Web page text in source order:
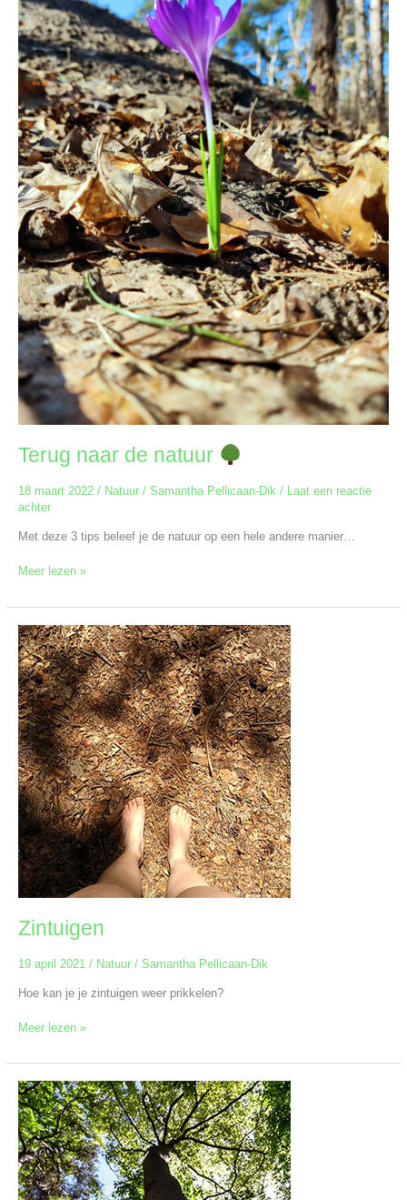
Terug naar de natuur
18 maart 2022 / Natuur/ Samantha Pellicaan-Dik / Laat een reactie
achter
Met deze 3 tips beleef je de natuur op een hele andere manier…
Meer lezen »
Zintuigen
19 april 2021 / Natuur/ Samantha Pellicaan-Dik
Hoe kan je je zintuigen weer prikkelen?
Zintuigen
Meer lezen »
De
weg
terug
naar
de
natuur…